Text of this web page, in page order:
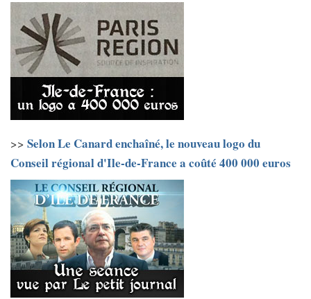
>> Selon Le Canard enchaîné, le nouveau logo du
Conseil régional d'Ile-de-France a coûté 400 000 euros